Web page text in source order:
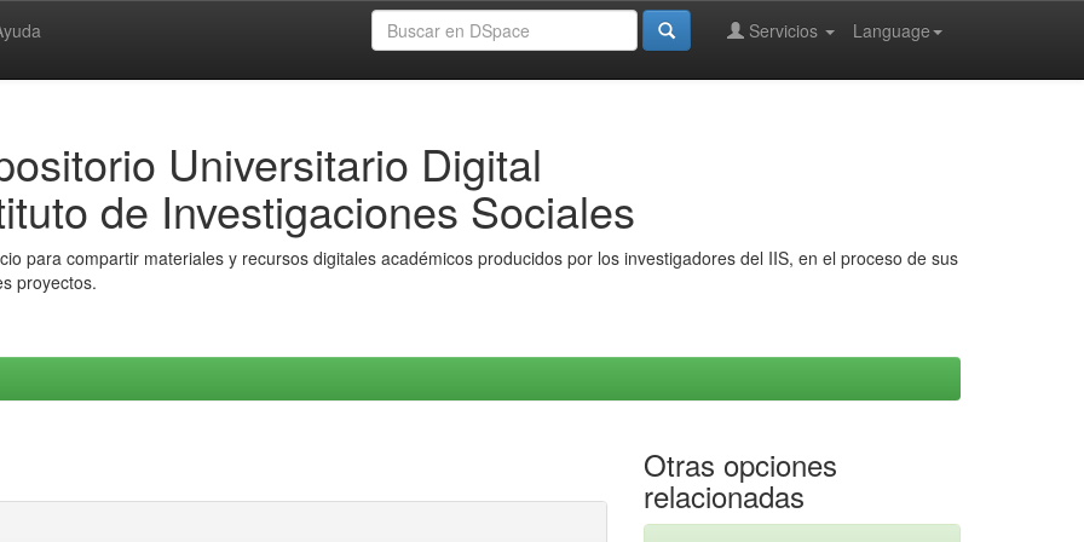
Language
Servicios
Universitario Digital
de Investigaciones Sociales
para compartir materiales y recursos digitales académicos producidos por los investigadores del IIS, en el proceso de sus
proyectos.
Otras opciones
relacionadas